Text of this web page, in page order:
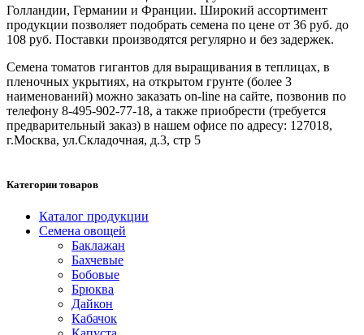
Голландии, Германии и Франции. Широкий ассортимент
продукции позволяет подобрать семена по цене от 36 руб. до
108 руб. Поставки производятся регулярно и без задержек.
Семена томатов гигантов для выращивания в теплицах, в
пленочных укрытиях, на открытом грунте (более 3
наименований) можно заказать on-line на сайте, позвонив по
телефону 8-495-902-77-18, а также приобрести (требуется
предварительный заказ) в нашем офисе по адресу: 127018,
г.Москва, ул.Складочная, д.3, стр 5
Категории товаров
Каталог продукции
Семена овощей
Баклажан
Бахчевые
Бобовые
Брюква
Дайкон
Кабачок